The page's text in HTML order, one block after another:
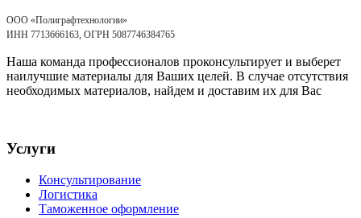
ООО «Полиграфтехнологии»
ИНН 7713666163, ОГРН 5087746384765
Наша команда профессионалов проконсультирует и выберет
наилучшие материалы для Ваших целей. В случае отсутствия
необходимых материалов, найдем и доставим их для Вас
Услуги
Консультирование
Логистика
Таможенное оформление